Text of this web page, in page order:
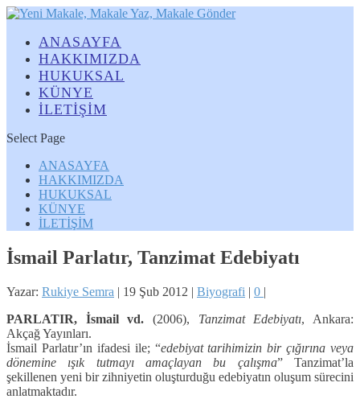
ANASAYFA
HAKKIMIZDA
HUKUKSAL
KÜNYE
İLETİŞİM
Select Page
ANASAYFA
HAKKIMIZDA
HUKUKSAL
KÜNYE
İLETİŞİM
İsmail Parlatır, Tanzimat Edebiyatı
Yazar: Rukiye Semra | 19 Şub 2012 | Biyografi | 0 |
PARLATIR, İsmail vd. (2006), Tanzimat Edebiyatı, Ankara:
Akçağ Yayınları.
İsmail Parlatır’ın ifadesi ile; “edebiyat tarihimizin bir çığırına veya
dönemine ışık tutmayı amaçlayan bu çalışma” Tanzimat’la
şekillenen yeni bir zihniyetin oluşturduğu edebiyatın oluşum sürecini
anlatmaktadır.